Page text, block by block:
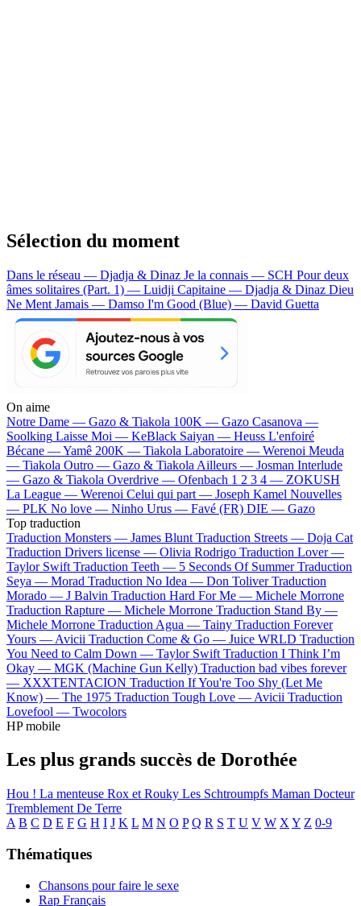
Sélection du moment
Dans le réseau — Djadja & Dinaz Je la connais — SCH Pour deux
âmes solitaires (Part. 1) — Luidji Capitaine — Djadja & Dinaz Dieu
Ne Ment Jamais — Damso I'm Good (Blue) — David Guetta
On aime
Notre Dame — Gazo & Tiakola 100K — Gazo Casanova —
Soolking Laisse Moi — KeBlack Saiyan — Heuss L'enfoiré
Bécane —Yamê 200K — Tiakola Laboratoire — Werenoi Meuda
— Tiakola Outro — Gazo & Tiakola Ailleurs — Josman Interlude
— Gazo & Tiakola Overdrive — Ofenbach 1 2 3 4 — ZOKUSH
La League — Werenoi Celui qui part — Joseph Kamel Nouvelles
— PLK No love — Ninho Urus — Favé (FR) DIE — Gazo
Top traduction
Traduction Monsters — James Blunt Traduction Streets — Doja Cat
Traduction Drivers license — Olivia Rodrigo Traduction Lover —
Taylor Swift Traduction Teeth — 5 Seconds Of Summer Traduction
Seya — Morad Traduction No Idea — Don Toliver Traduction
Morado — J Balvin Traduction Hard For Me — Michele Morrone
Traduction Rapture — Michele Morrone Traduction Stand By —
Michele Morrone Traduction Agua — Tainy Traduction Forever
Yours — Avicii Traduction Come & Go — Juice WRLD Traduction
You Need to Calm Down — Taylor Swift Traduction I Think I’m
Okay — MGK (Machine Gun Kelly) Traduction bad vibes forever
— XXXTENTACION Traduction If You're Too Shy (Let Me
Know) — The 1975 Traduction Tough Love — Avicii Traduction
Lovefool — Twocolors
HP mobile
Les plus grands succès de Dorothée
Hou ! La menteuse Rox et Rouky Les Schtroumpfs Maman Docteur
Tremblement De Terre
A B C D E F G H I J K L M N O P Q R S T U V W X Y Z 0-9
Thématiques
Chansons pour faire le sexe
Rap Français